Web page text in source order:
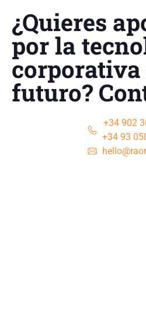
¿Quieres
por la
corporativa
futuro?
+34 902
+34 93